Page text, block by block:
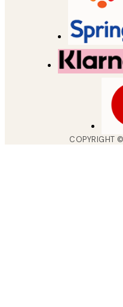
COPYRIGHT